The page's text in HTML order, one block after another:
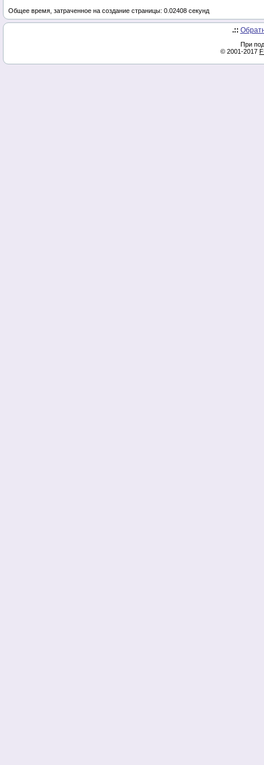
Общее время, затраченное на создание страницы: 0.02408 секунд
.::
При
© 2001-2017